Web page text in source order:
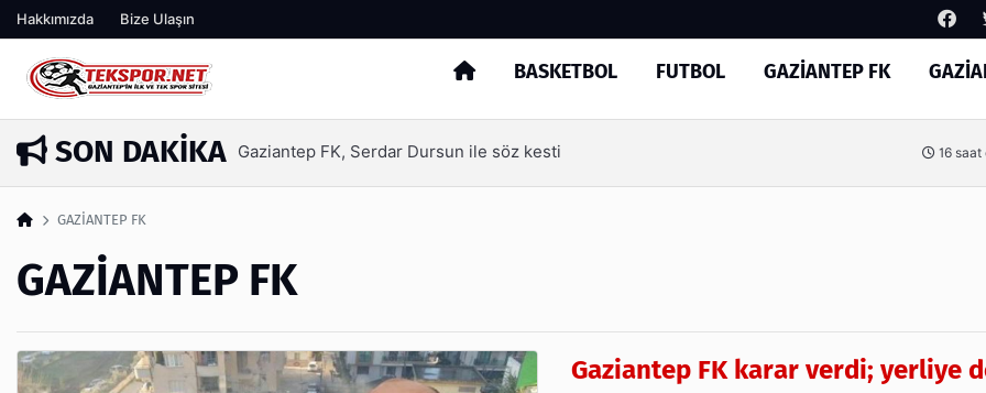
Hakkımızda Bize Ulaşın
BASKETBOL FUTBOL GAZİANTEP FK
Arama
SON DAKIKA
16 saat önce Gaziantep Basketbol lige deplasmanda başlayacak 20 saat
GAZİANTEP FK
GAZİANTEP FK
Gaziantep FK karar verdi; yerliye